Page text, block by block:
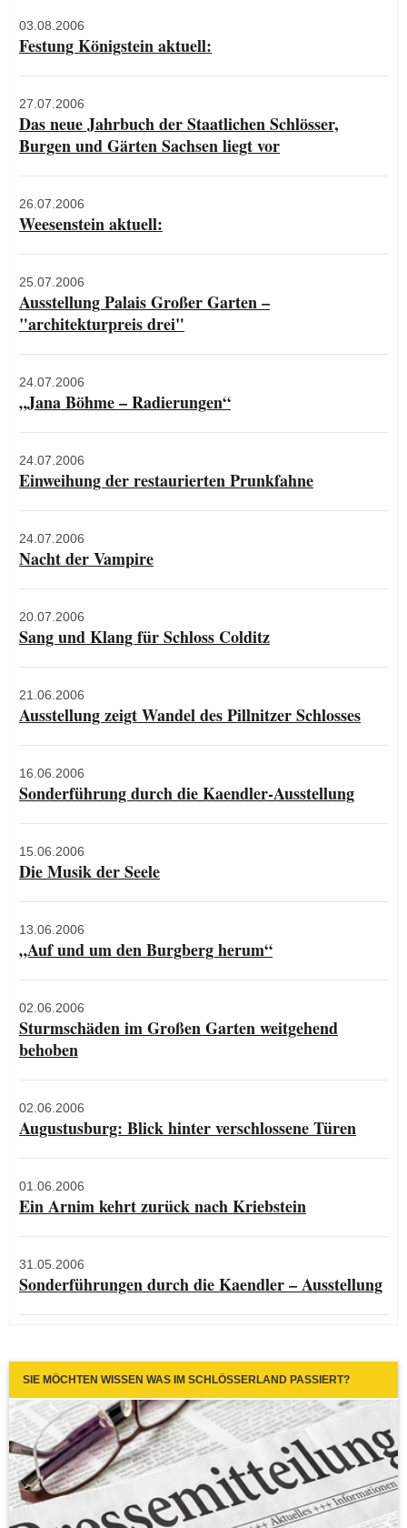
03.08.2006
Festung Königstein aktuell:
27.07.2006
Das neue Jahrbuch der Staatlichen Schlösser,
Burgen und Gärten Sachsen liegt vor
26.07.2006
Weesenstein aktuell:
25.07.2006
Ausstellung Palais Großer Garten –
"architekturpreis drei"
24.07.2006
„Jana Böhme – Radierungen“
24.07.2006
Einweihung der restaurierten Prunkfahne
24.07.2006
Nacht der Vampire
20.07.2006
Sang und Klang für Schloss Colditz
21.06.2006
Ausstellung zeigt Wandel des Pillnitzer Schlosses
16.06.2006
Sonderführung durch die Kaendler-Ausstellung
15.06.2006
Die Musik der Seele
13.06.2006
„Auf und um den Burgberg herum“
02.06.2006
Sturmschäden im Großen Garten weitgehend
behoben
02.06.2006
Augustusburg: Blick hinter verschlossene Türen
01.06.2006
Ein Arnim kehrt zurück nach Kriebstein
31.05.2006
Sonderführungen durch die Kaendler – Ausstellung
SIE MÖCHTEN WISSEN WAS IM SCHLÖSSERLAND PASSIERT?